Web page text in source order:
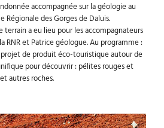
accompagnée sur la géologie au
Régionale des Gorges de Daluis.
a eu lieu pour les accompagnateurs
RNR et Patrice géologue. Au programme :
de produit éco-touristique autour de
pour découvrir : pélites rouges et
autres roches.